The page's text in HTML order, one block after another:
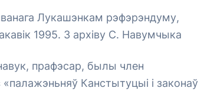
Лукашэнкам рэфэрэндуму,
1995. З архіву С. Навумчыка
прафэсар, былы член
Канстытуцыі і законаў